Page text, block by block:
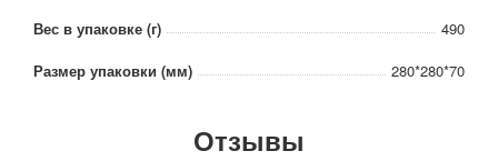
Вес в упаковке (г)
490
Размер упаковки (мм)
280*280*70
Отзывы